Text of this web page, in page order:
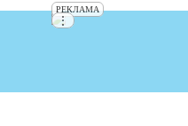
РЕКЛАМА
⋮